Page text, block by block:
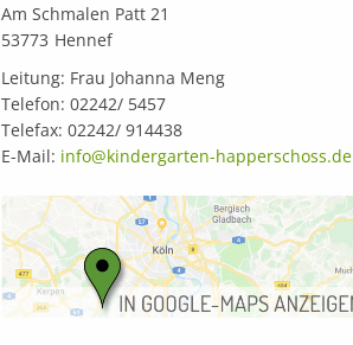
Am Schmalen Patt 21
53773 Hennef
Leitung: Frau Johanna Meng
Telefon: 02242/ 5457
Telefax: 02242/ 914438
E-Mail: info@kindergarten-happerschoss.de